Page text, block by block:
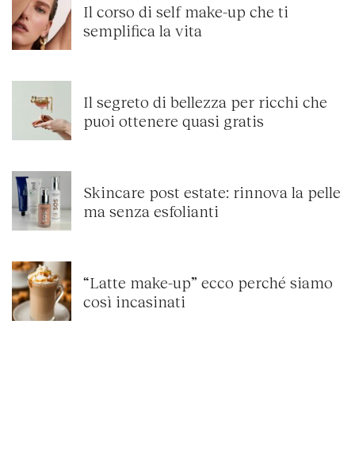
Il corso di self make-up che ti
semplifica la vita
Il segreto di bellezza per ricchi che
puoi ottenere quasi gratis
Skincare post estate: rinnova la pelle
ma senza esfolianti
“Latte make-up” ecco perché siamo
così incasinati